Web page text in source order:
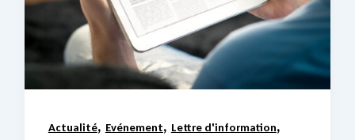
Actualité, Evénement, Lettre d'information,